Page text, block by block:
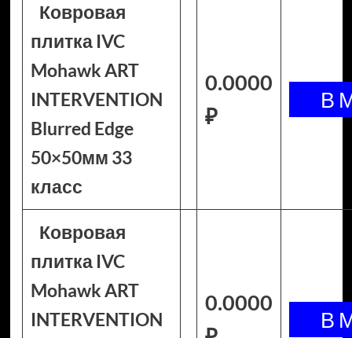
Ковровая
плитка IVC
Mohawk ART
INTERVENTION
Blurred Edge
50×50мм 33
класс
0.0000
₽
Ковровая
плитка IVC
Mohawk ART
INTERVENTION
0.0000